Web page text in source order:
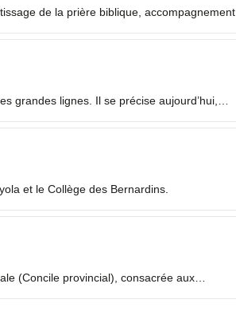
de la prière biblique, accompagnement
grandes lignes. Il se précise aujourd’hui,
et le Collège des Bernardins.
(Concile provincial), consacrée aux